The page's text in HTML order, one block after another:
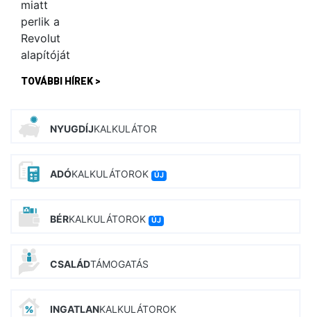
TOVÁBBI HÍREK >
NYUGDÍJKALKULÁTOR
ADÓKALKULÁTOROK ÚJ
BÉRKALKULÁTOROK ÚJ
CSALÁDTÁMOGATÁS
INGATLANKALKULÁTOROK